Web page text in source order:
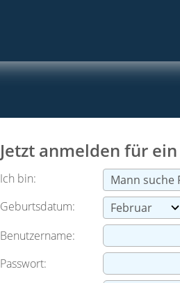
Jetzt anmelden für
Ich bin:
Geburtsdatum:
Benutzername:
Passwort: